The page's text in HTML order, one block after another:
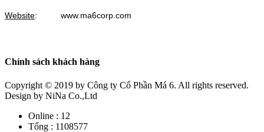
Website: www.ma6corp.com
Chính sách khách hàng
Copyright © 2019 by Công ty Cổ Phần Má 6. All rights reserved.
Design by NiNa Co.,Ltd
Online : 12
Tổng : 1108577